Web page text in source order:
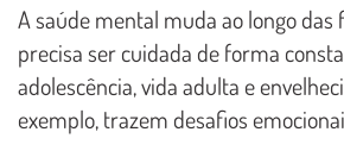
A saúde mental muda ao longo das
precisa ser cuidada de forma
adolescência, vida adulta e
exemplo, trazem desafios